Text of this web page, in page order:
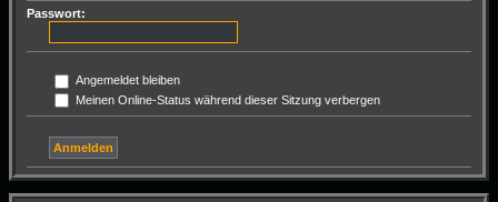
Passwort:
Angemeldet bleiben
Meinen Online-Status während dieser Sitzung verbergen